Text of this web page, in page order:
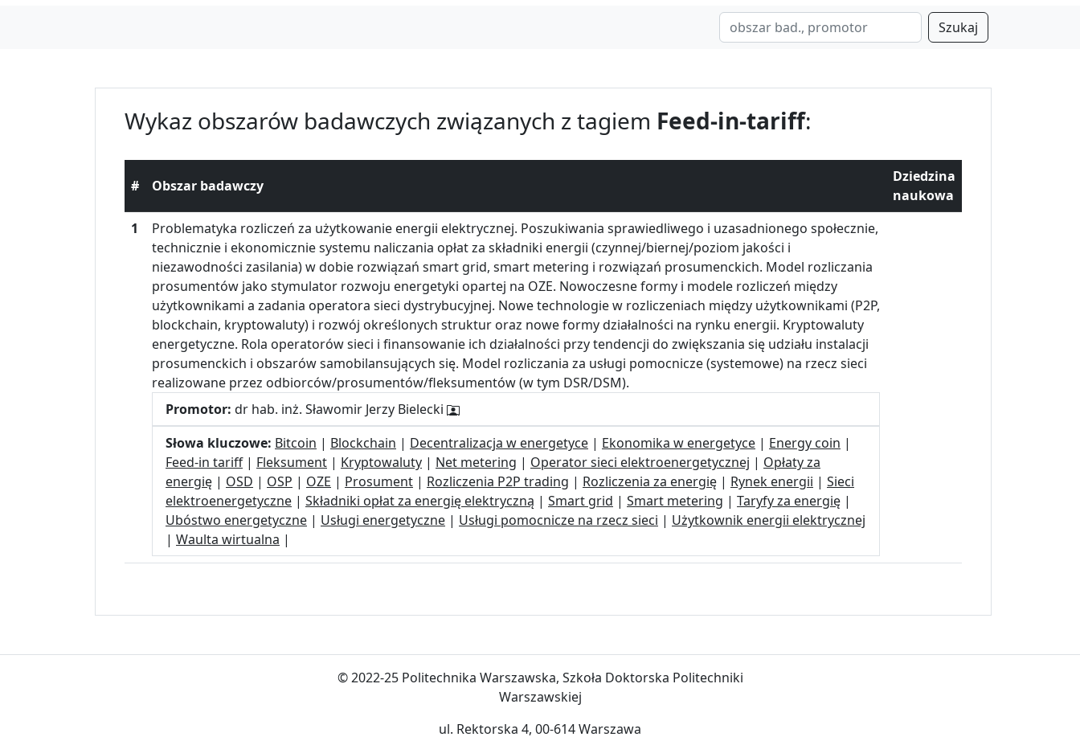
Szukaj
Wykaz obszarów badawczych związanych z tagiem Feed-in-tariff:
# Obszar badawczy
Dziedzina
naukowa
1
Problematyka rozliczeń za użytkowanie energii elektrycznej. Poszukiwania sprawiedliwego i uzasadnionego społecznie,
technicznie i ekonomicznie systemu naliczania opłat za składniki energii (czynnej/biernej/poziom jakości i
niezawodności zasilania) w dobie rozwiązań smart grid, smart metering i rozwiązań prosumenckich. Model rozliczania
prosumentów jako stymulator rozwoju energetyki opartej na OZE. Nowoczesne formy i modele rozliczeń między
użytkownikami a zadania operatora sieci dystrybucyjnej. Nowe technologie w rozliczeniach między użytkownikami (P2P,
blockchain, kryptowaluty) i rozwój określonych struktur oraz nowe formy działalności na rynku energii. Kryptowaluty
energetyczne. Rola operatorów sieci i finansowanie ich działalności przy tendencji do zwiększania się udziału instalacji
prosumenckich i obszarów samobilansujących się. Model rozliczania za usługi pomocnicze (systemowe) na rzecz sieci
realizowane przez odbiorców/prosumentów/fleksumentów (w tym DSR/DSM).
Promotor: dr hab. inż. Sławomir Jerzy Bielecki
Słowa kluczowe: Bitcoin | Blockchain | Decentralizacja w energetyce | Ekonomika w energetyce | Energy coin |
Feed-in tariff| Fleksument | Kryptowaluty | Net metering | Operator sieci elektroenergetycznej | Opłaty za
energię | OSD | OSP | OZE | Prosument | Rozliczenia P2P trading | Rozliczenia za energię | Rynek energii | Sieci
elektroenergetyczne | Składniki opłat za energię elektryczną | Smart grid | Smart metering | Taryfy za energię |
Ubóstwo energetyczne | Usługi energetyczne | Usługi pomocnicze na rzecz sieci | Użytkownik energii elektrycznej
| Waulta wirtualna |
© 2022-25 Politechnika Warszawska, Szkoła Doktorska Politechniki
Warszawskiej
ul. Rektorska 4, 00-614 Warszawa